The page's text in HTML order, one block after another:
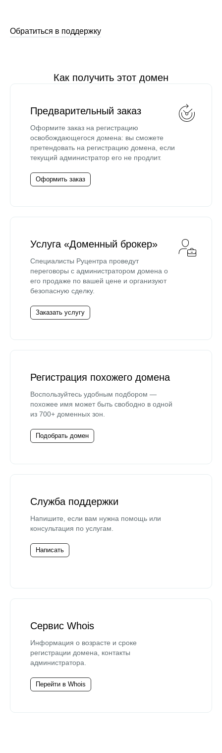
Обратиться в поддержку
Как получить этот домен
Предварительный заказ
Оформите заказ на регистрацию
освобождающегося домена: вы сможете
претендовать на регистрацию домена, если
текущий администратор его не продлит.
Оформить заказ
Услуга «Доменный брокер»
Специалисты Руцентра проведут
переговоры с администратором домена о
его продаже по вашей цене и организуют
безопасную сделку.
Заказать услугу
Регистрация похожего домена
Воспользуйтесь удобным подбором —
похожее имя может быть свободно в одной
из 700+ доменных зон.
Подобрать домен
Служба поддержки
Напишите, если вам нужна помощь или
консультация по услугам.
Написать
Сервис Whois
Информация о возрасте и сроке
регистрации домена, контакты
администратора.
Перейти в Whois